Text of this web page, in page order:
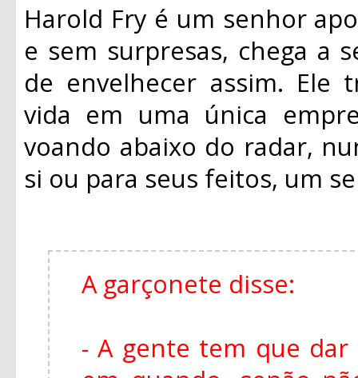
Harold Fry é um senhor
e sem surpresas, chega a
de envelhecer assim. Ele
vida em uma única
voando abaixo do radar,
si ou para seus feitos, um
A garçonete disse:
- A gente tem que